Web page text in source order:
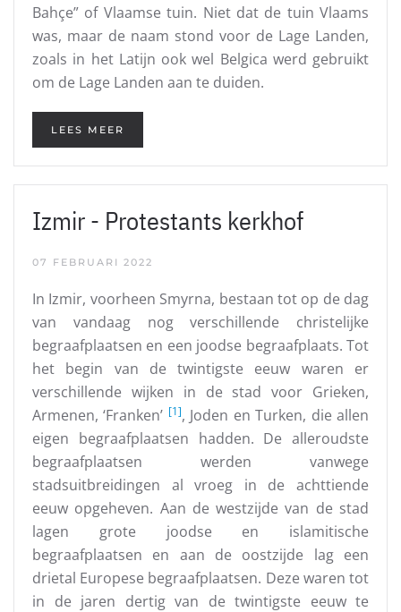
Bahçe” of Vlaamse tuin. Niet dat de tuin Vlaams
was, maar de naam stond voor de Lage Landen,
zoals in het Latijn ook wel Belgica werd gebruikt
om de Lage Landen aan te duiden.
LEES MEER
Izmir - Protestants kerkhof
07 FEBRUARI 2022
In Izmir, voorheen Smyrna, bestaan tot op de dag
van vandaag nog verschillende christelijke
begraafplaatsen en een joodse begraafplaats. Tot
het begin van de twintigste eeuw waren er
verschillende wijken in de stad voor Grieken,
Armenen, ‘Franken’ [1], Joden en Turken, die allen
eigen begraafplaatsen hadden. De alleroudste
begraafplaatsen werden vanwege
stadsuitbreidingen al vroeg in de achttiende
eeuw opgeheven. Aan de westzijde van de stad
lagen grote joodse en islamitische
begraafplaatsen en aan de oostzijde lag een
drietal Europese begraafplaatsen. Deze waren tot
in de jaren dertig van de twintigste eeuw te